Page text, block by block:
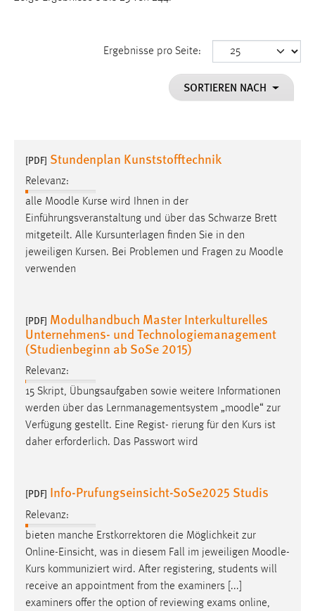
Ergebnisse pro Seite:
SORTIEREN NACH
[PDF] Stundenplan Kunststofftechnik
Relevanz:
alle Moodle Kurse wird Ihnen in der
Einführungsveranstaltung und über das Schwarze Brett
mitgeteilt. Alle Kursunterlagen finden Sie in den
jeweiligen Kursen. Bei Problemen und Fragen zu Moodle
verwenden
[PDF] Modulhandbuch Master Interkulturelles
Unternehmens- und Technologiemanagement
(Studienbeginn ab SoSe 2015)
Relevanz:
15 Skript, Übungsaufgaben sowie weitere Informationen
werden über das Lernmanagementsystem „moodle“ zur
Verfügung gestellt. Eine Regist- rierung für den Kurs ist
daher erforderlich. Das Passwort wird
[PDF] Info-Prufungseinsicht-SoSe2025 Studis
Relevanz:
bieten manche Erstkorrektoren die Möglichkeit zur
Online-Einsicht, was in diesem Fall im jeweiligen Moodle-
Kurs kommuniziert wird. After registering, students will
receive an appointment from the examiners [...]
examiners offer the option of reviewing exams online,
cookie_consent
Dieser Cookie speichert die ausgewählten Einverständnis-
Performance
Name:
Zweck:
Für performante Seitenauslieferung wird in diesem Cookie
Sprachpräferenz
Name:
site-language-preference
Zweck:
Das Cookie speichert die gewählte Sprache der Website.
Cookie Laufzeit:
Chat
Name:
MibewSessionID, MIBEW_UserID, mibew_locale, mibew-
chat-frame-style-5e9dbeb1811c0446
Zweck:
Wird benötigt um die Chatfunktion nutzen zu können.